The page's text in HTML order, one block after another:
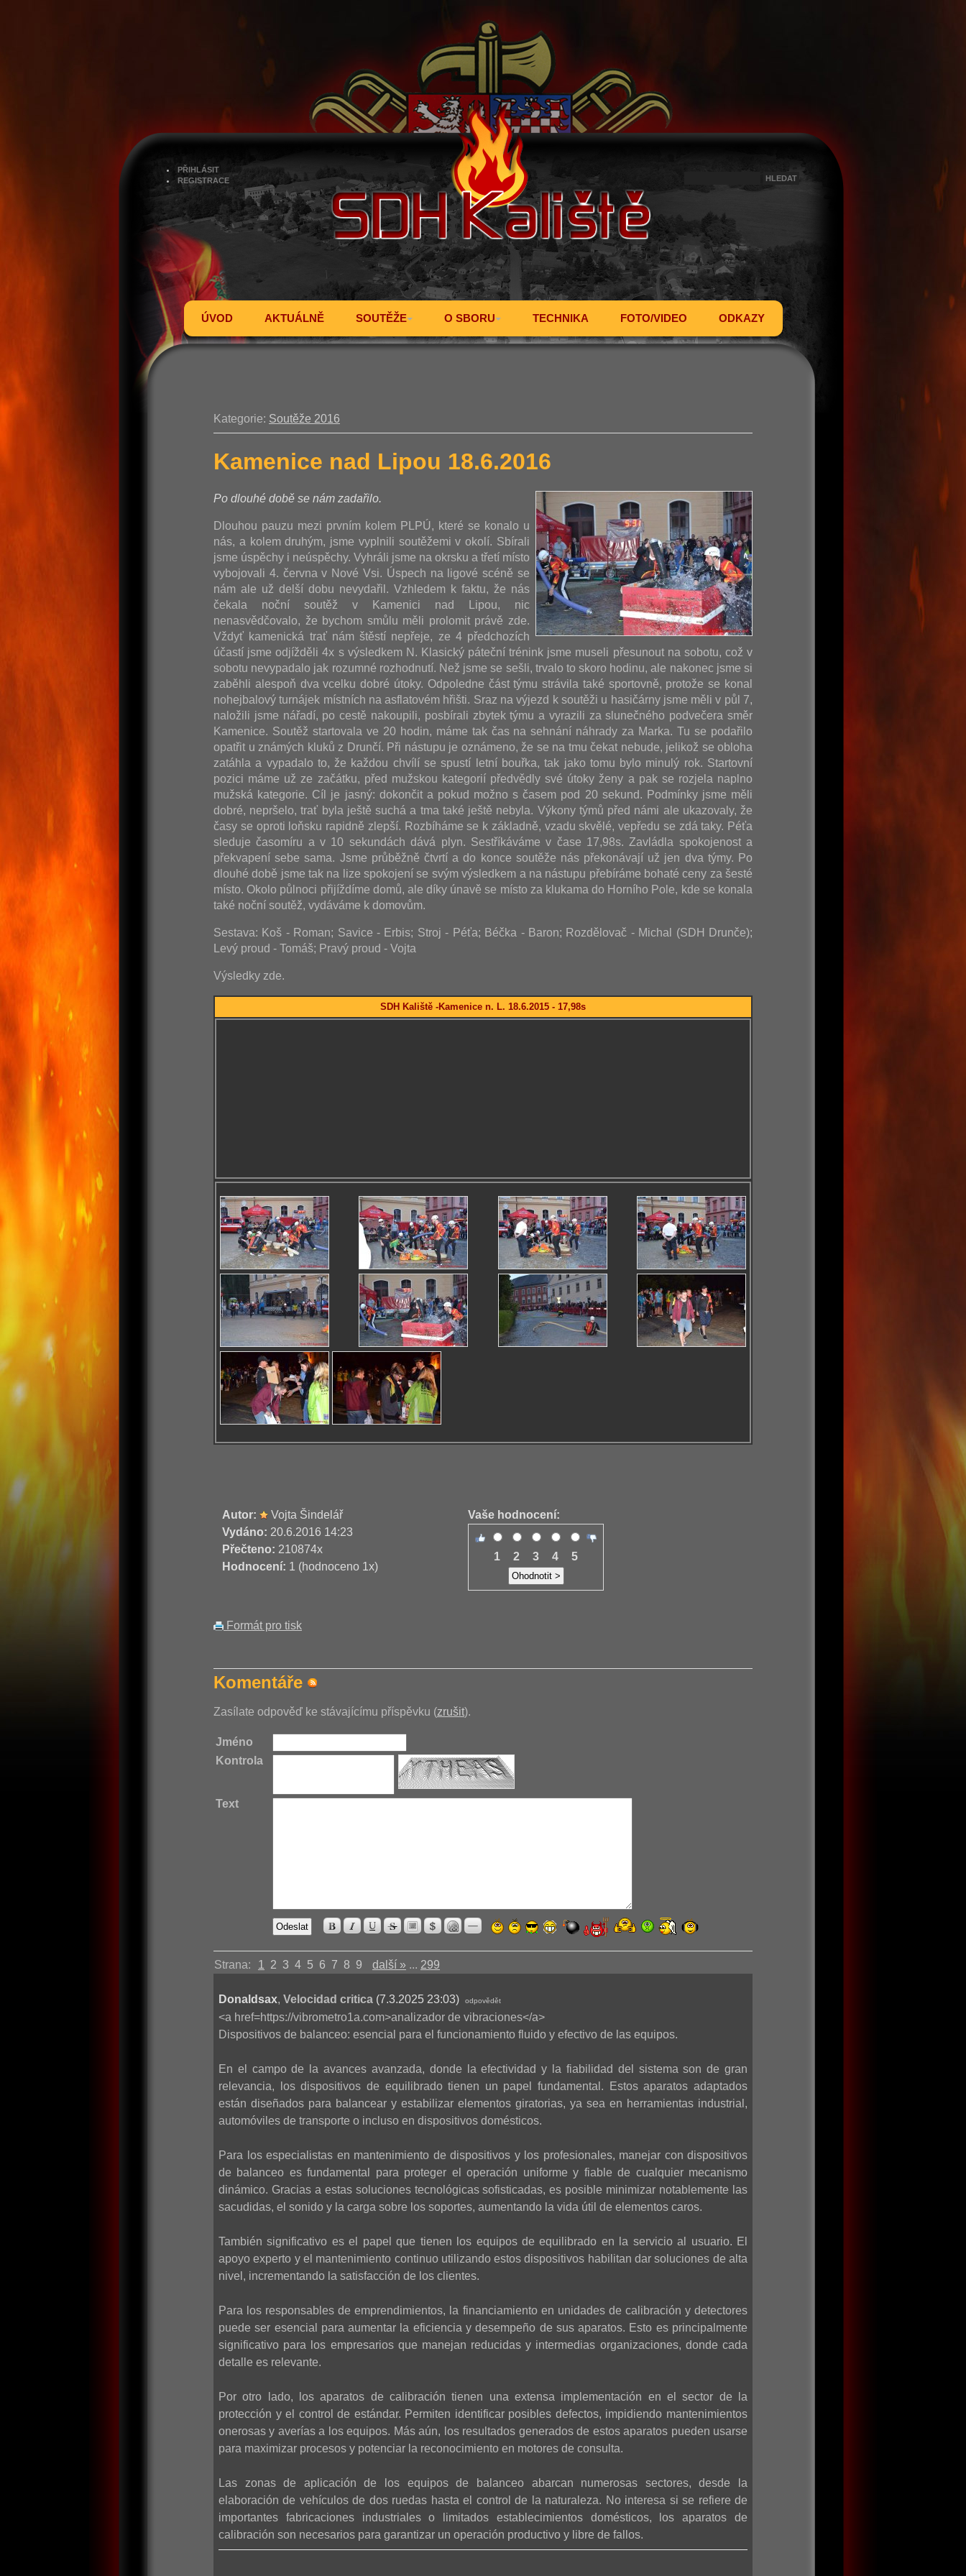
PŘIHLÁSIT
REGISTRACE
ÚVOD AKTUÁLNĚ SOUTĚŽE O SBORU TECHNIKA FOTO/VIDEO ODKAZY
Kategorie: Soutěže 2016
Kamenice nad Lipou 18.6.2016
Po dlouhé době se nám zadařilo.
Dlouhou pauzu mezi prvním kolem PLPÚ, které se konalo u
nás, a kolem druhým, jsme vyplnili soutěžemi v okolí. Sbírali
jsme úspěchy i neúspěchy. Vyhráli jsme na okrsku a třetí místo
vybojovali 4. června v Nové Vsi. Úspech na ligové scéně se
nám ale už delší dobu nevydařil. Vzhledem k faktu, že nás
čekala noční soutěž v Kamenici nad Lipou, nic
nenasvědčovalo, že bychom smůlu měli prolomit právě zde.
Vždyť kamenická trať nám štěstí nepřeje, ze 4 předchozích
účastí jsme odjížděli 4x s výsledkem N. Klasický páteční trénink jsme museli přesunout na sobotu, což v
sobotu nevypadalo jak rozumné rozhodnutí. Než jsme se sešli, trvalo to skoro hodinu, ale nakonec jsme si
zaběhli alespoň dva vcelku dobré útoky. Odpoledne část týmu strávila také sportovně, protože se konal
nohejbalový turnájek místních na asflatovém hřišti. Sraz na výjezd k soutěži u hasičárny jsme měli v půl 7,
naložili jsme nářadí, po cestě nakoupili, posbírali zbytek týmu a vyrazili za slunečného podvečera směr
Kamenice. Soutěž startovala ve 20 hodin, máme tak čas na sehnání náhrady za Marka. Tu se podařilo
opatřit u známých kluků z Drunčí. Při nástupu je oznámeno, že se na tmu čekat nebude, jelikož se obloha
zatáhla a vypadalo to, že každou chvílí se spustí letní bouřka, tak jako tomu bylo minulý rok. Startovní
pozici máme už ze začátku, před mužskou kategorií předvědly své útoky ženy a pak se rozjela naplno
mužská kategorie. Cíl je jasný: dokončit a pokud možno s časem pod 20 sekund. Podmínky jsme měli
dobré, nepršelo, trať byla ještě suchá a tma také ještě nebyla. Výkony týmů před námi ale ukazovaly, že
časy se oproti loňsku rapidně zlepší. Rozbíháme se k základně, vzadu skvělé, vepředu se zdá taky. Péťa
sleduje časomíru a v 10 sekundách dává plyn. Sestříkáváme v čase 17,98s. Zavládla spokojenost a
překvapení sebe sama. Jsme průběžně čtvrtí a do konce soutěže nás překonávají už jen dva týmy. Po
dlouhé době jsme tak na lize spokojení se svým výsledkem a na nástupu přebíráme bohaté ceny za šesté
místo. Okolo půlnoci přijíždíme domů, ale díky únavě se místo za klukama do Horního Pole, kde se konala
také noční soutěž, vydáváme k domovům.
Sestava: Koš - Roman; Savice - Erbis; Stroj - Péťa; Béčka - Baron; Rozdělovač - Michal (SDH Drunče);
Levý proud - Tomáš; Pravý proud - Vojta
Výsledky zde.
SDH Kaliště -Kamenice n. L. 18.6.2015 - 17,98s
Autor:
Vojta Šindelář
Vydáno: 20.6.2016 14:23
Přečteno: 210874x
Hodnocení: 1 (hodnoceno 1x)
Vaše hodnocení:
1 2 3 4 5
Formát pro tisk
Komentáře
Zasílate odpověď ke stávajícímu příspěvku (zrušit).
Jméno
Kontrola
Text
Strana: 1 2 3 4 5 6 7 8 9 další » ... 299
Donaldsax, Velocidad critica (7.3.2025 23:03) odpovědět
<a href=https://vibrometro1a.com>analizador de vibraciones</a>
Dispositivos de balanceo: esencial para el funcionamiento fluido y efectivo de las equipos.
En el campo de la avances avanzada, donde la efectividad y la fiabilidad del sistema son de gran
relevancia, los dispositivos de equilibrado tienen un papel fundamental. Estos aparatos adaptados
están diseñados para balancear y estabilizar elementos giratorias, ya sea en herramientas industrial,
automóviles de transporte o incluso en dispositivos domésticos.
Para los especialistas en mantenimiento de dispositivos y los profesionales, manejar con dispositivos
de balanceo es fundamental para proteger el operación uniforme y fiable de cualquier mecanismo
dinámico. Gracias a estas soluciones tecnológicas sofisticadas, es posible minimizar notablemente las
sacudidas, el sonido y la carga sobre los soportes, aumentando la vida útil de elementos caros.
También significativo es el papel que tienen los equipos de equilibrado en la servicio al usuario. El
apoyo experto y el mantenimiento continuo utilizando estos dispositivos habilitan dar soluciones de alta
nivel, incrementando la satisfacción de los clientes.
Para los responsables de emprendimientos, la financiamiento en unidades de calibración y detectores
puede ser esencial para aumentar la eficiencia y desempeño de sus aparatos. Esto es principalmente
significativo para los empresarios que manejan reducidas y intermedias organizaciones, donde cada
detalle es relevante.
Por otro lado, los aparatos de calibración tienen una extensa implementación en el sector de la
protección y el control de estándar. Permiten identificar posibles defectos, impidiendo mantenimientos
onerosas y averías a los equipos. Más aún, los resultados generados de estos aparatos pueden usarse
para maximizar procesos y potenciar la reconocimiento en motores de consulta.
Las zonas de aplicación de los equipos de balanceo abarcan numerosas sectores, desde la
elaboración de vehículos de dos ruedas hasta el control de la naturaleza. No interesa si se refiere de
importantes fabricaciones industriales o limitados establecimientos domésticos, los aparatos de
calibración son necesarios para garantizar un operación productivo y libre de fallos.